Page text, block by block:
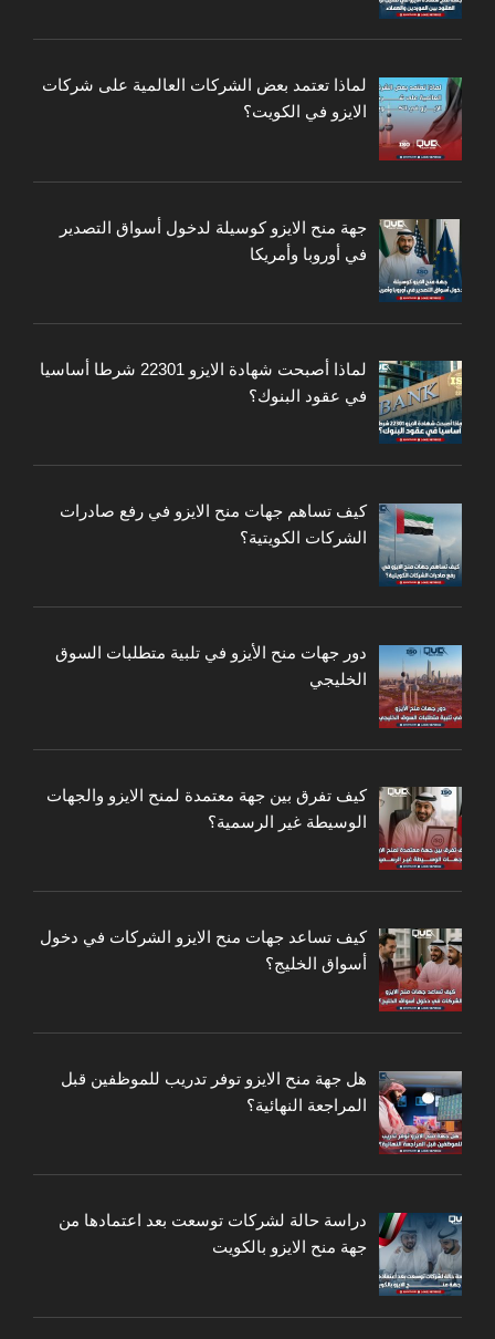
لماذا تعتمد بعض الشركات العالمية على شركات
الايزو في الكويت؟
جهة منح الايزو كوسيلة لدخول أسواق التصدير
في أوروبا وأمريكا
لماذا أصبحت شهادة الايزو 22301 شرطا أساسيا
في عقود البنوك؟
كيف تساهم جهات منح الايزو في رفع صادرات
الشركات الكويتية؟
دور جهات منح الأيزو في تلبية متطلبات السوق
الخليجي
كيف تفرق بين جهة معتمدة لمنح الايزو والجهات
الوسيطة غير الرسمية؟
كيف تساعد جهات منح الايزو الشركات في دخول
أسواق الخليج؟
هل جهة منح الايزو توفر تدريب للموظفين قبل
المراجعة النهائية؟
دراسة حالة لشركات توسعت بعد اعتمادها من
جهة منح الايزو بالكويت